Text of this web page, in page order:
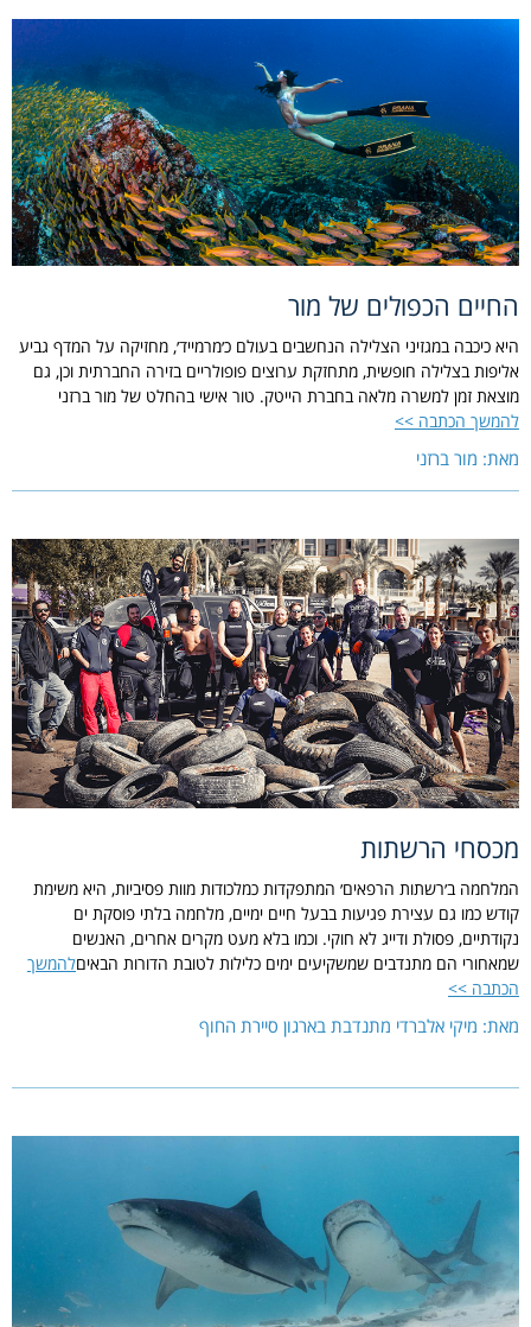
החיים הכפולים של מור
היא כיכבה במגזיני הצלילה הנחשבים בעולם כ׳מרמייד׳, מחזיקה על המדף גביע
אליפות בצלילה חופשית, מתחזקת ערוצים פופולריים בזירה החברתית וכן, גם
מוצאת זמן למשרה מלאה בחברת הייטק. טור אישי בהחלט של מור ברזני
להמשך הכתבה >>
מאת: מור ברזני
מכסחי הרשתות
המלחמה ב׳רשתות הרפאים׳ המתפקדות כמלכודות מוות פסיביות, היא משימת
קודש כמו גם עצירת פגיעות בבעל חיים ימיים, מלחמה בלתי פוסקת ים
נקודתיים, פסולת ודייג לא חוקי. וכמו בלא מעט מקרים אחרים, האנשים
שמאחורי הם מתנדבים שמשקיעים ימים כלילות לטובת הדורות הבאיםלהמשך
הכתבה >>
מאת: מיקי אלברדי מתנדבת בארגון סיירת החוף